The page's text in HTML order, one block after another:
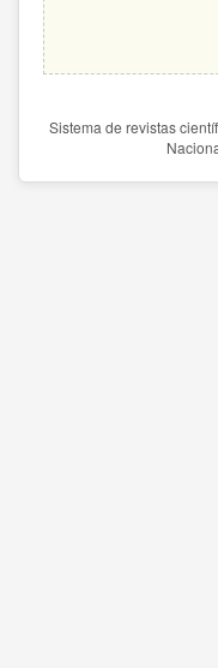
Sistema de revistas